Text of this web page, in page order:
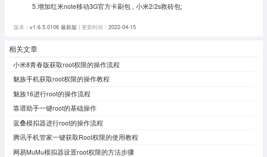
5.增加红米note移动3G官方卡刷包 , 小米2/2s救砖包;
版本： v1.6.5.0106 最新版 | 更新时间： 2022-04-15
相关文章
小米8青春版获取root权限的操作流程
魅族手机获取root权限的操作教程
魅族16进行root的操作流程
靠谱助手一键root的基础操作
蓝叠模拟器进行root的操作流程
腾讯手机管家一键获取Root权限的使用教程
网易MuMu模拟器设置root权限的方法步骤